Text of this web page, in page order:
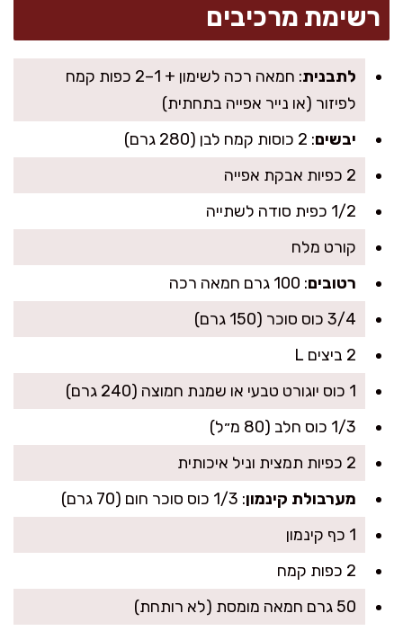
רשימת מרכיבים
לתבנית
: חמאה רכה לשימון + 1–2 כפות קמח
לפיזור (או נייר אפייה בתחתית)
יבשים: 2 כוסות קמח לבן (280 גרם)
2 כפיות אבקת אפייה
1/2 כפית סודה לשתייה
קורט מלח
רטובים: 100 גרם חמאה רכה
3/4 כוס סוכר (150 גרם)
2 ביצים L
1 כוס יוגורט טבעי או שמנת חמוצה (240 גרם)
1/3 כוס חלב (80 מ״ל)
2 כפיות תמצית וניל איכותית
מערבולת קינמון: 1/3 כוס סוכר חום (70 גרם)
1 כף קינמון
2 כפות קמח
50 גרם חמאה מומסת (לא רותחת)